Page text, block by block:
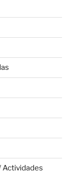
Actividades